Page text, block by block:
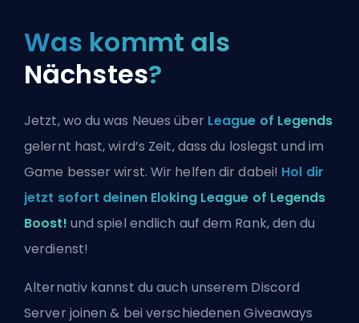
Was kommt als
Nächstes?
Jetzt, wo du was Neues über League of Legends
gelernt hast, wird’s Zeit, dass du loslegst und im
Game besser wirst. Wir helfen dir dabei! Hol dir
jetzt sofort deinen Eloking League of Legends
Boost! und spiel endlich auf dem Rank, den du
verdienst!
Alternativ kannst du auch unserem Discord
Server joinen & bei verschiedenen Giveaways